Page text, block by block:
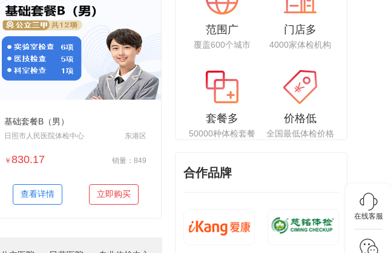
在线客服
＋加入对比
基础套餐B（男）
日照市人民医院体检中心 东港区
￥ 830.17 销量：849
查看详情 立即购买
范围广
覆盖600个城市
门店多
4000家体检机构
套餐多
50000种体检套餐
价格低
全国最低体检价格
合作品牌